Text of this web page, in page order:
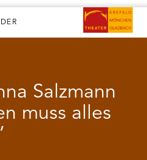
Salzmann
muss alles